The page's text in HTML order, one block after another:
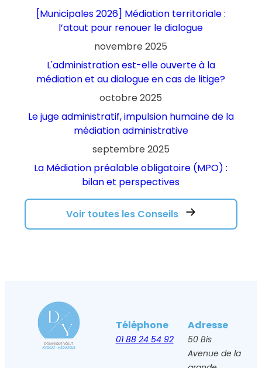
[Municipales 2026] Médiation territoriale :
l’atout pour renouer le dialogue
novembre 2025
L'administration est-elle ouverte à la
médiation et au dialogue en cas de litige?
octobre 2025
Le juge administratif, impulsion humaine de la
médiation administrative
septembre 2025
La Médiation préalable obligatoire (MPO) :
bilan et perspectives
Voir toutes les Conseils
Téléphone
01 88 24 54 92
Adresse
50 Bis
Avenue de la